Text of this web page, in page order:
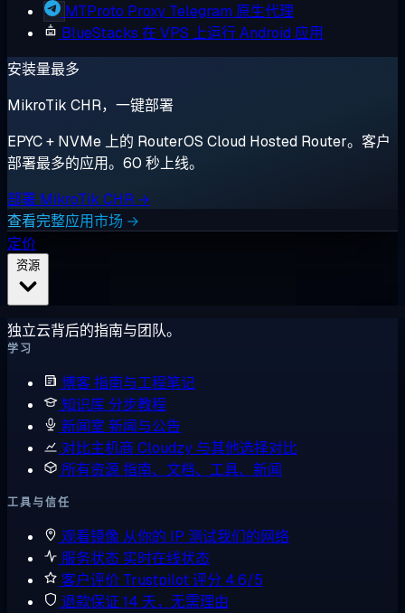
MTProto Proxy Telegram 原生代理
BlueStacks 在 VPS 上运行 Android 应用
安装量最多
MikroTik CHR，一键部署
EPYC + NVMe 上的 RouterOS Cloud Hosted Router。客户
部署最多的应用。60 秒上线。
部署 MikroTik CHR →
查看完整应用市场 →
定价
独立云背后的指南与团队。
学习
博客指南与工程笔记
知识库 分步教程
新闻室 新闻与公告
对比主机商 Cloudzy 与其他选择对比
所有资源指南、文档、工具、新闻
工具与信任
观看镜像 从你的 IP 测试我们的网络
服务状态 实时在线状态
客户评价 Trustpilot 评分 4.6/5
退款保证 14 天，无需理由